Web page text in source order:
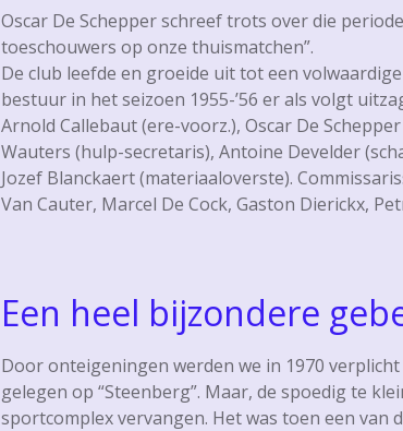
Oscar De Schepper schreef trots over die
toeschouwers op onze thuismatchen”.
De club leefde en groeide uit tot een
bestuur in het seizoen 1955-’56 er als volgt
Arnold Callebaut (ere-voorz.), Oscar De
Wauters (hulp-secretaris), Antoine Develder
Jozef Blanckaert (materiaaloverste).
Van Cauter, Marcel De Cock, Gaston Dierickx,
Een heel bijzondere
Door onteigeningen werden we in 1970
gelegen op “Steenberg”. Maar, de spoedig te
sportcomplex vervangen. Het was toen een